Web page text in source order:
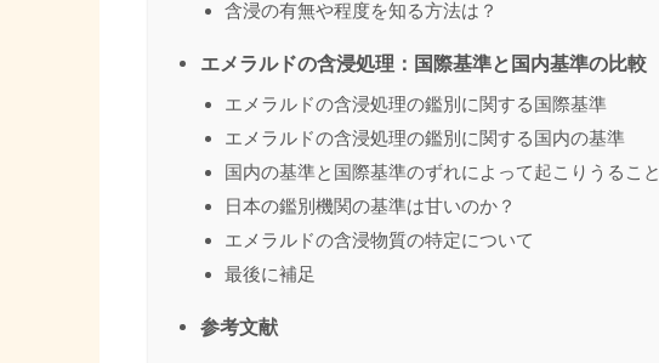
含浸の有無や程度を知る方法は？
エメラルドの含浸処理：国際基準と国内基準の比較
エメラルドの含浸処理の鑑別に関する国際基準
エメラルドの含浸処理の鑑別に関する国内の基準
国内の基準と国際基準のずれによって起こりうること
日本の鑑別機関の基準は甘いのか？
エメラルドの含浸物質の特定について
最後に補足
参考文献